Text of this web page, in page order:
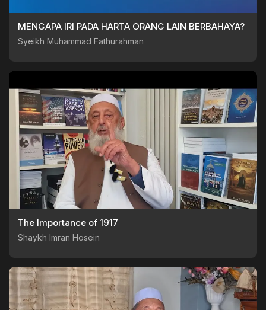
MENGAPA IRI PADA HARTA ORANG LAIN BERBAHAYA?
Syeikh Muhammad Fathurahman
The Importance of 1917
Shaykh Imran Hosein